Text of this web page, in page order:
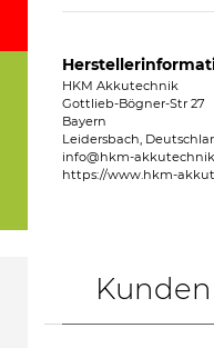
HKM Akkutechnik
Gottlieb-Bögner-Str 27
Bayern
Leidersbach,
info@hkm-
https://www.hkm-